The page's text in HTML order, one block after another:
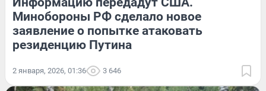
Минобороны РФ сделало новое
заявление о попытке атаковать
резиденцию Путина
2 января, 2026, 01:36 3 646